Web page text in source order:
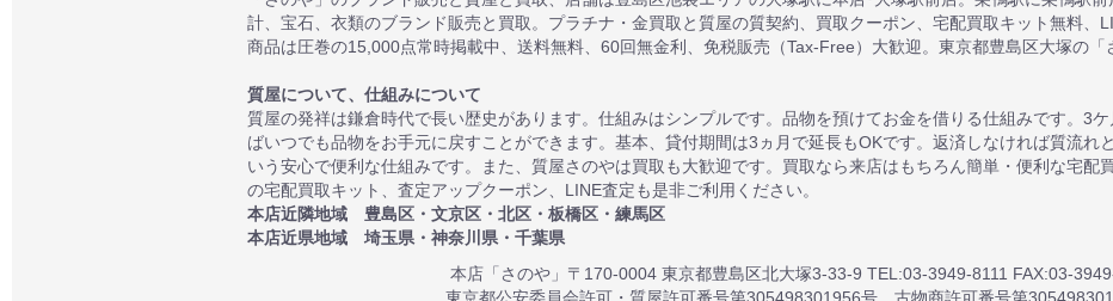
計、宝石、衣類のブランド販売と買取。プラチナ・金買取と質屋の質契約、買取クーポン、宅配買取キット無料、
商品は圧巻の15,000点常時掲載中、送料無料、60回無金利、免税販売（Tax-Free）大歓迎。東京都豊島区大塚の「
質屋について、仕組みについて
質屋の発祥は鎌倉時代で長い歴史があります。仕組みはシンプルです。品物を預けてお金を借りる仕組みです。3
ばいつでも品物をお手元に戻すことができます。基本、貸付期間は3ヵ月で延長もOKです。返済しなければ質流れ
いう安心で便利な仕組みです。また、質屋さのやは買取も大歓迎です。買取なら来店はもちろん簡単・便利な宅配
の宅配買取キット、査定アップクーポン、LINE査定も是非ご利用ください。
本店近隣地域 豊島区・文京区・北区・板橋区・練馬区
本店近県地域 埼玉県・神奈川県・千葉県
本店「さのや」〒170-0004 東京都豊島区北大塚3-33-9 TEL:03-3949-8111 FAX:03-